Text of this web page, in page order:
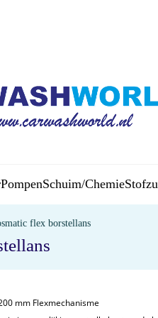
PompenSchuim/Chemie
flex borstellans
mm Flexmechanisme